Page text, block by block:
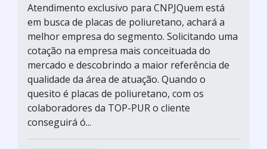
Atendimento exclusivo para CNPJQuem está
em busca de placas de poliuretano, achará a
melhor empresa do segmento. Solicitando uma
cotação na empresa mais conceituada do
mercado e descobrindo a maior referência de
qualidade da área de atuação. Quando o
quesito é placas de poliuretano, com os
colaboradores da TOP-PUR o cliente
conseguirá ó...